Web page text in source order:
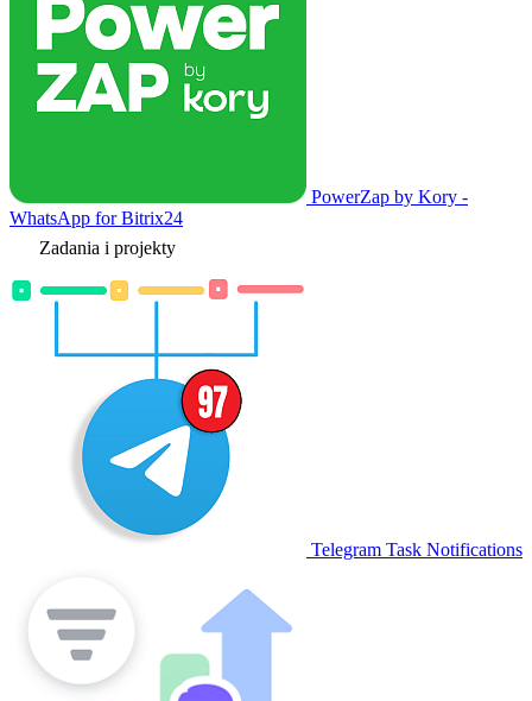
PowerZap by Kory -
WhatsApp for Bitrix24
Zadania i projekty
Telegram Task Notifications